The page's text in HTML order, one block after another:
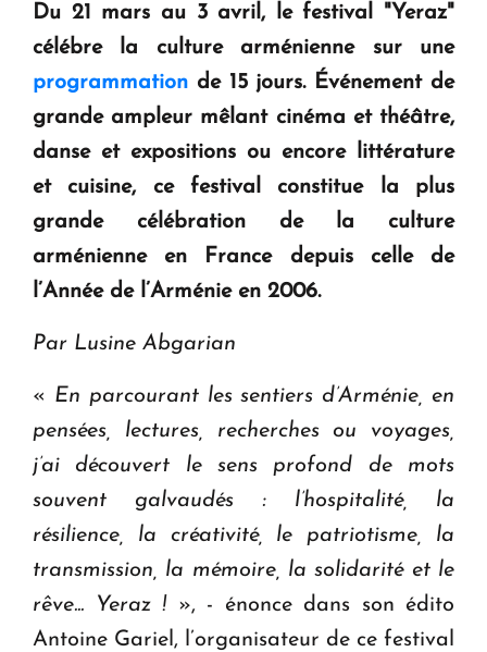
" Tant qu'il n'existe pas d'alternative concrète, la
question d'un référendum ne se pose pas. "
KASA : 30 ans d'audace, de résilience et d'avenir
en Arménie
Du 21 mars au 3 avril, le festival "Yeraz"
célébre la culture arménienne sur une
programmation de 15 jours. Événement de
grande ampleur mêlant cinéma et théâtre,
danse et expositions ou encore littérature
et cuisine, ce festival constitue la plus
grande célébration de la culture
arménienne en France depuis celle de
l’Année de l’Arménie en 2006.
Par Lusine Abgarian
« En parcourant les sentiers d’Arménie, en
pensées, lectures, recherches ou voyages,
j’ai découvert le sens profond de mots
souvent galvaudés : l’hospitalité, la
résilience, la créativité, le patriotisme, la
transmission, la mémoire, la solidarité et le
rêve... Yeraz ! », - énonce dans son édito
Antoine Gariel, l’organisateur de ce festival